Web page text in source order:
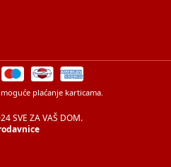
plaćanje karticama.
SVE ZA VAŠ DOM.